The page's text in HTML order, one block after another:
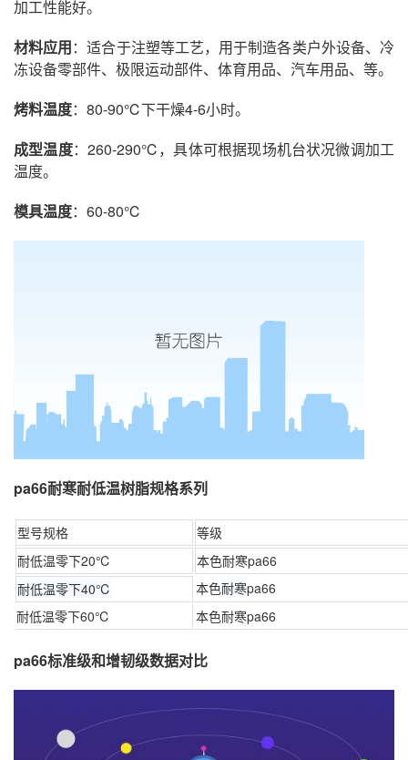
加工性能好。
材料应用：适合于注塑等工艺，用于制造各类户外设备、冷
冻设备零部件、极限运动部件、体育用品、汽车用品、等。
烤料温度：80-90℃下干燥4-6小时。
成型温度：260-290℃，具体可根据现场机台状况微调加工
温度。
模具温度：60-80℃
pa66耐寒耐低温树脂规格系列
型号规格
等级
耐低温零下20℃
本色耐寒pa66
耐低温零下40℃
本色耐寒pa66
耐低温零下60℃
本色耐寒pa66
pa66标准级和增韧级数据对比